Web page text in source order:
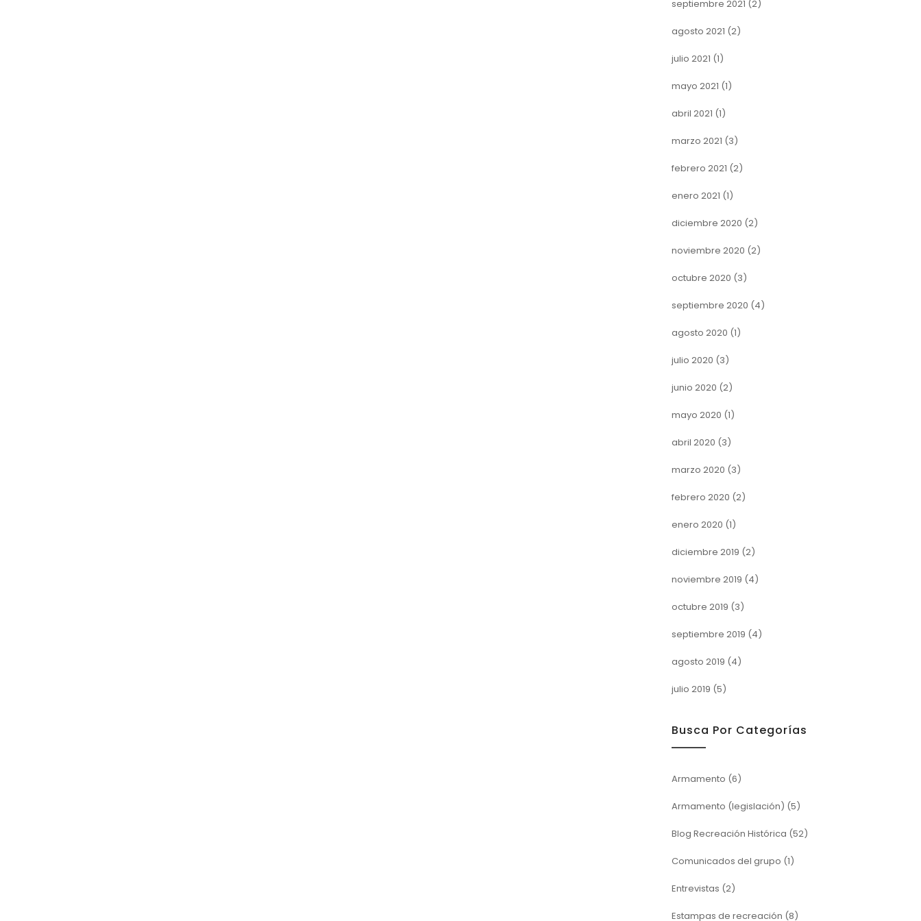
septiembre 2021 (2)
agosto 2021 (2)
julio 2021 (1)
mayo 2021 (1)
abril 2021 (1)
marzo 2021 (3)
febrero 2021 (2)
enero 2021 (1)
diciembre 2020 (2)
noviembre 2020 (2)
octubre 2020 (3)
septiembre 2020 (4)
agosto 2020 (1)
julio 2020 (3)
junio 2020 (2)
mayo 2020 (1)
abril 2020 (3)
marzo 2020 (3)
febrero 2020 (2)
enero 2020 (1)
diciembre 2019 (2)
noviembre 2019 (4)
octubre 2019 (3)
septiembre 2019 (4)
agosto 2019 (4)
julio 2019 (5)
Busca Por Categorías
Armamento (6)
Armamento (legislación) (5)
Blog Recreación Histórica (52)
Comunicados del grupo (1)
Entrevistas (2)
Estampas de recreación (8)